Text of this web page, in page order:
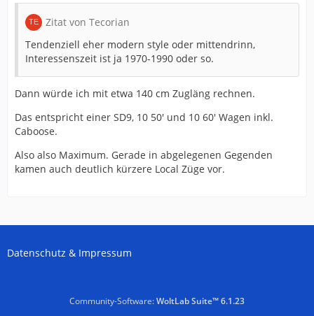
Zitat von Tecorian
Tendenziell eher modern style oder mittendrinn,
Interessenszeit ist ja 1970-1990 oder so.
Dann würde ich mit etwa 140 cm Zugläng rechnen.
Das entspricht einer SD9, 10 50' und 10 60' Wagen inkl.
Caboose.
Also also Maximum. Gerade in abgelegenen Gegenden
kamen auch deutlich kürzere Local Züge vor.
Datenschutz & Impressum
Community-Software:WoltLab Suite™ 6.1.23